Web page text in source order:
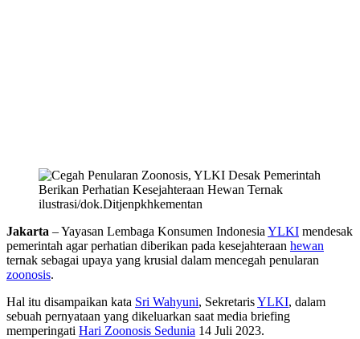
ilustrasi/dok.Ditjenpkhkementan
Jakarta – Yayasan Lembaga Konsumen Indonesia YLKI mendesak
pemerintah agar perhatian diberikan pada kesejahteraan hewan
ternak sebagai upaya yang krusial dalam mencegah penularan
zoonosis.
Hal itu disampaikan kata Sri Wahyuni, SekretarisYLKI, dalam
sebuah pernyataan yang dikeluarkan saat media briefing
memperingati Hari Zoonosis Sedunia 14 Juli 2023.